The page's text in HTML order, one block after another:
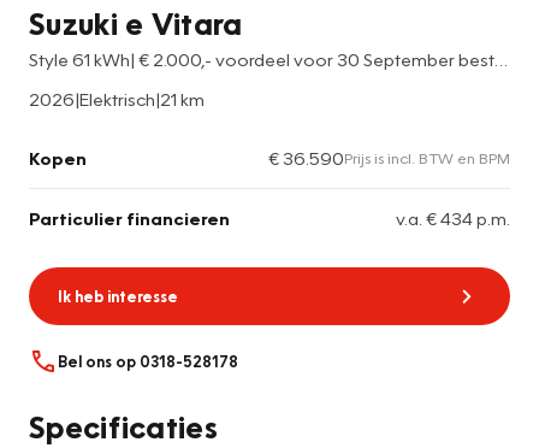
Suzuki e Vitara
2026|Elektrisch|21 km
Kopen € 36.590Prijs is incl. BTW en BPM
Particulier financieren v.a. € 434 p.m.
Ik heb interesse
Bel ons op 0318-528178
Specificaties